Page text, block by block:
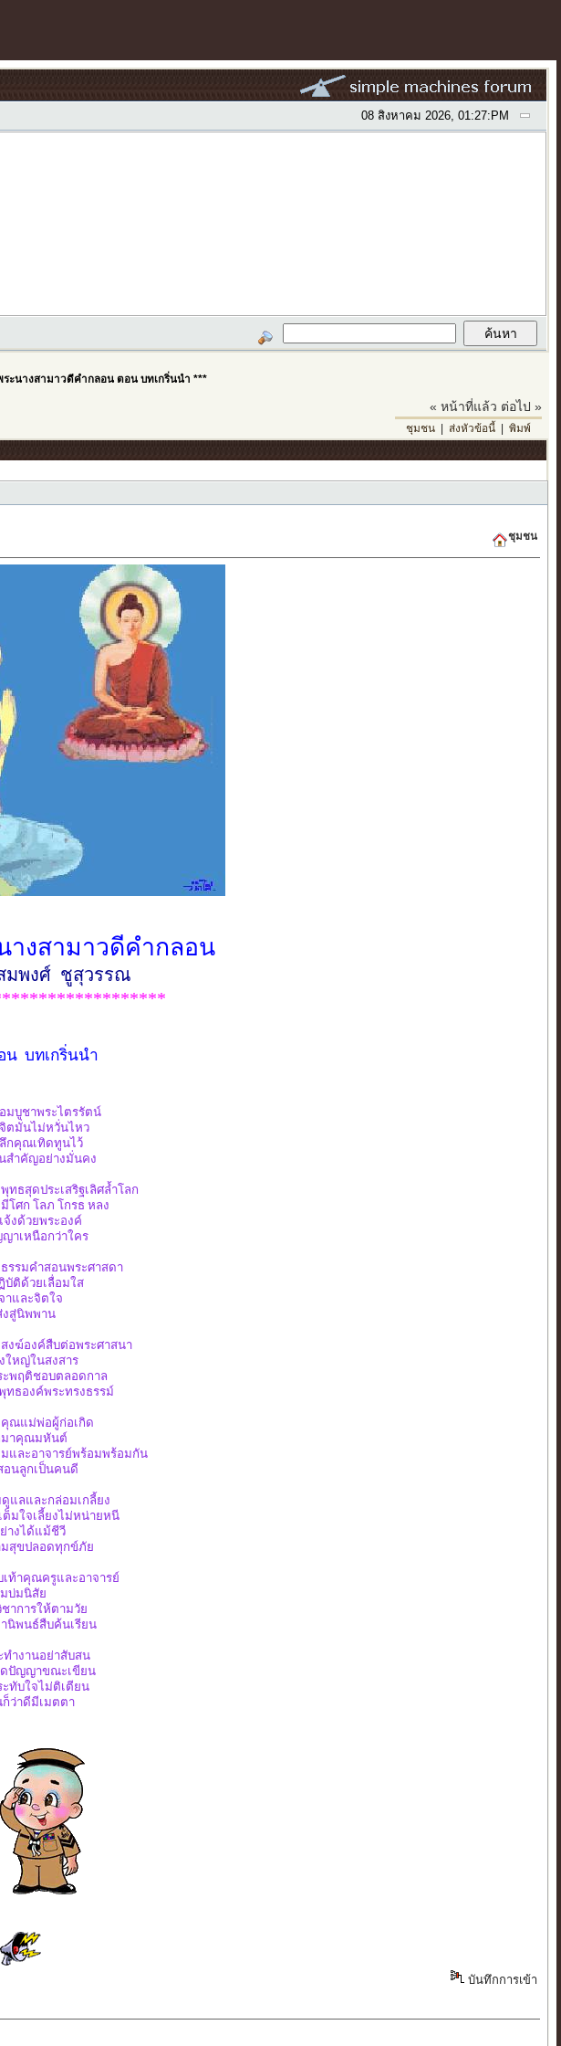
08 สิงหาคม 2026, 01:27:PM
ระนางสามาวดีคำกลอน ตอน บทเกริ่นนำ ***
« หน้าที่แล้ว ต่อไป »
ชุมชน| ส่งหัวข้อนี้| พิมพ์
ชุมชน
นางสามาวดีคำกลอน
มพงศ์ ชูสุวรรณ
น บทเกริ่นนำ
มบูชาพระไตรรัตน์
ตมั่นไม่หวั่นไหว
กคุณเทิดทูนไว้
สำคัญอย่างมั่นคง
ทธสุดประเสริฐเลิศล้ำโลก
โศก โลภ โกรธ หลง
งด้วยพระองค์
าเหนือกว่าใคร
รรมคำสอนพระศาสดา
ติด้วยเลื่อมใส
าและจิตใจ
งสู่นิพพาน
งฆ์องค์สืบต่อพระศาสนา
ใหญ่ในสงสาร
ะพฤติชอบตลอดกาล
ทธองค์พระทรงธรรม์
คุณแม่พ่อผู้ก่อเกิด
มาคุณมหันต์
และอาจารย์พร้อมพร้อมกัน
อนลูกเป็นคนดี
แลและกล่อมเกลี้ยง
มใจเลี้ยงไม่หน่ายหนี
างได้แม้ชีวี
มสุขปลอดทุกข์ภัย
ท้าคุณครูและอาจารย์
บ่มนิสัย
าการให้ตามวัย
นิพนธ์สืบค้นเรียน
ำงานอย่าสับสน
ดปัญญาขณะเขียน
ทับใจไม่ติเตียน
ว่าดีมีเมตตา
บันทึกการเข้า